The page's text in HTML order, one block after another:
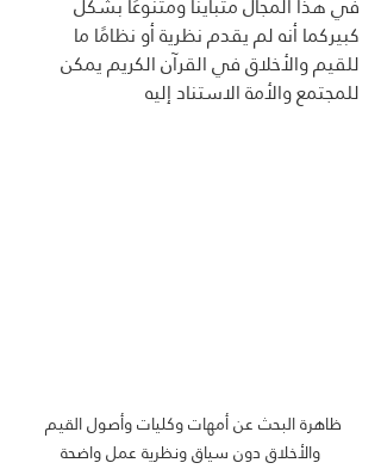
كبيركما أنه لم يقدم نظرية أو نظامًا ما
للقيم والأخلاق في القرآن الكريم يمكن
للمجتمع والأمة الاستناد إليه
ظاهرة البحث عن أمهات وكليات وأصول القيم
والأخلاق دون سياق ونظرية عمل واضحة